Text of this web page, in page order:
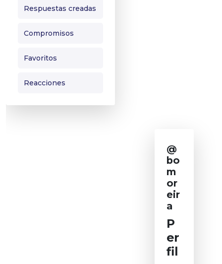
Respuestas creadas
Compromisos
Favoritos
Reacciones
@
bo
m
or
eir
a
P
er
fil